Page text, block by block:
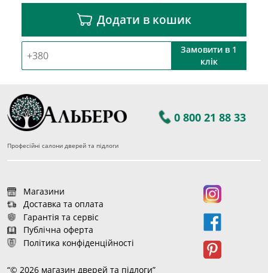
Додати в кошик
Замовити в 1
клік
0 800 21 88 33
Професійні салони дверей та підлоги
Магазини
Доставка та оплата
Гарантія та сервіс
Публічна оферта
Політика конфіденційності
“© 2026 магазин дверей та підлоги”